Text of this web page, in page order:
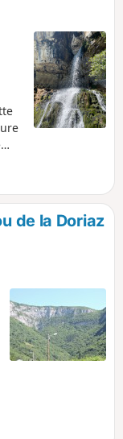
la
de la Doriaz